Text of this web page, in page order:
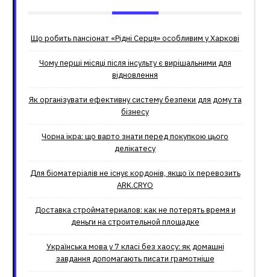
Що робить пансіонат «Рідні Серця» особливим у Харкові
Чому перші місяці після інсульту є вирішальними для
відновлення
Як організувати ефективну систему безпеки для дому та
бізнесу
Чорна ікра: що варто знати перед покупкою цього
делікатесу
Для біоматеріалів не існує кордонів, якщо їх перевозить
ARK.CRYO
Доставка стройматериалов: как не потерять время и
деньги на строительной площадке
Українська мова у 7 класі без хаосу: як домашні
завдання допомагають писати грамотніше